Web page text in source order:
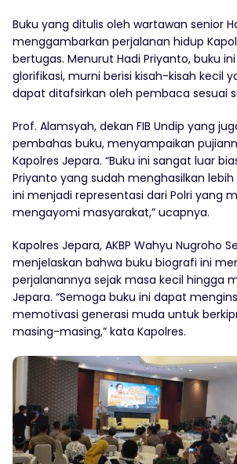
Buku yang ditulis oleh wartawan senior
menggambarkan perjalanan hidup
bertugas. Menurut Hadi Priyanto, buku
glorifikasi, murni berisi kisah-kisah kecil
dapat ditafsirkan oleh pembaca sesuai
Prof. Alamsyah, dekan FIB Undip yang
pembahas buku, menyampaikan
Kapolres Jepara. “Buku ini sangat luar
Priyanto yang sudah menghasilkan lebih
ini menjadi representasi dari Polri yang
mengayomi masyarakat,” ucapnya.
Kapolres Jepara, AKBP Wahyu Nugroho
menjelaskan bahwa buku biografi ini
perjalanannya sejak masa kecil hingga
Jepara. “Semoga buku ini dapat
memotivasi generasi muda untuk
masing-masing,” kata Kapolres.